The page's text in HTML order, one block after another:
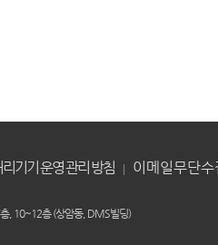
기기 운영 관리 방침
이메일무단
, 10~12층 (상암동, DMS빌딩)